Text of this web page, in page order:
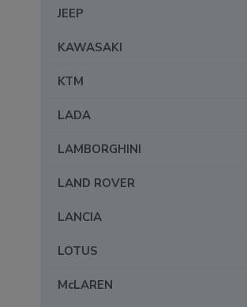
JEEP
KAWASAKI
KTM
LADA
LAMBORGHINI
LAND ROVER
LANCIA
LOTUS
McLAREN